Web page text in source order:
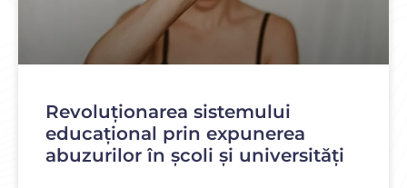
Revoluționarea sistemului
educațional prin expunerea
abuzurilor în școli și universități